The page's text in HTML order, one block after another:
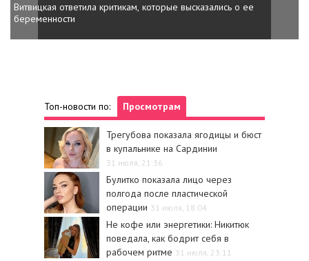
Витвицкая ответила критикам, которые высказались о ее
беременности
Топ-новости по: Просмотрам
Трегубова показала ягодицы и бюст
в купальнике на Сардинии
31 июля, 21:36
Булитко показала лицо через
полгода после пластической
операции 31 июля, 18:04
Не кофе или энергетики: Никитюк
поведала, как бодрит себя в
рабочем ритме 31 июля, 23:11